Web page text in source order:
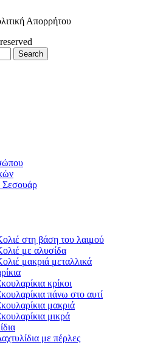
Απορρήτου
Search
Σεσουάρ
στη βάση του λαιμού
με αλυσίδα
μακριά μεταλλικά
κρίκοι
πάνω στο αυτί
μακριά
μικρά
με πέρλες